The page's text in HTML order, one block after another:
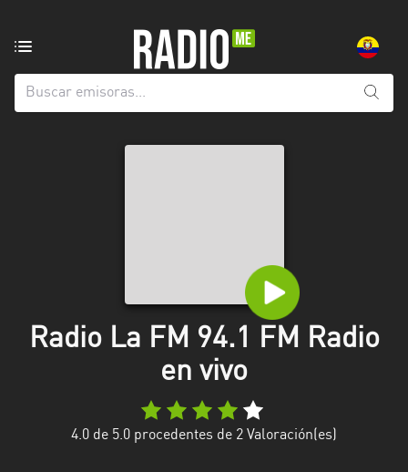
de
radio
Chimborazo
Esmeraldas
Radio La FM 94.1 FM Radio
en vivo
4.0 de 5.0 procedentes de 2 Valoración(es)